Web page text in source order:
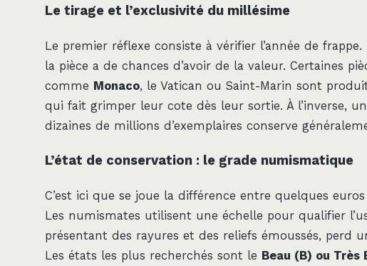
Le tirage et l’exclusivité du millésime
Le premier réflexe consiste à vérifier l’année de
la pièce a de chances d’avoir de la valeur. Certaines
comme Monaco, le Vatican ou Saint-Marin sont
qui fait grimper leur cote dès leur sortie. À l’inverse,
dizaines de millions d’exemplaires conserve
L’état de conservation : le grade numismatique
C’est ici que se joue la différence entre quelques
Les numismates utilisent une échelle pour qualifier
présentant des rayures et des reliefs émoussés, perd
Les états les plus recherchés sont le Beau (B) ou Très